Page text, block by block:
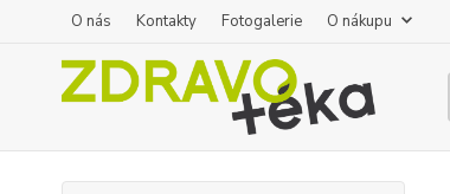
O nás Kontakty Fotogalerie O nákupu